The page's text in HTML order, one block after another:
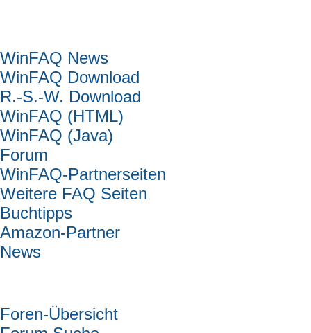
WinFAQ News
WinFAQ Download
R.-S.-W. Download
WinFAQ (HTML)
WinFAQ (Java)
Forum
WinFAQ-Partnerseiten
Weitere FAQ Seiten
Buchtipps
Amazon-Partner
News
Foren-Übersicht